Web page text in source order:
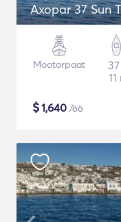
Axopar 37 Sun
Mootorpaat
11
$1,640 /öö